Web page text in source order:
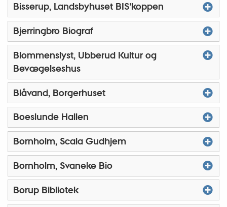
Bisserup, Landsbyhuset BIS'koppen
Bjerringbro Biograf
Blommenslyst, Ubberud Kultur og
Bevægelseshus
Blåvand, Borgerhuset
Boeslunde Hallen
Bornholm, Scala Gudhjem
Bornholm, Svaneke Bio
Borup Bibliotek